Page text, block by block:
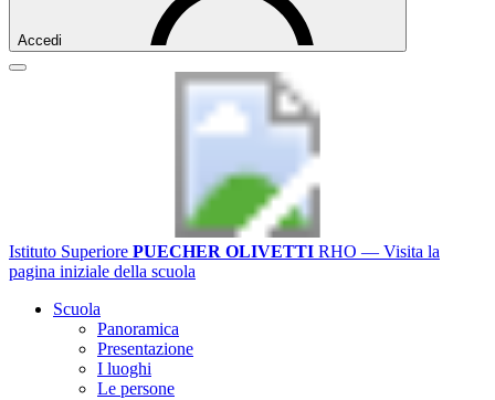
Accedi
Istituto Superiore PUECHER OLIVETTI RHO — Visita la
pagina iniziale della scuola
Scuola
Panoramica
Presentazione
I luoghi
Le persone